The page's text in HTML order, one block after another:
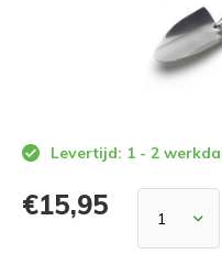
Levertijd: 1 - 2
€15,95